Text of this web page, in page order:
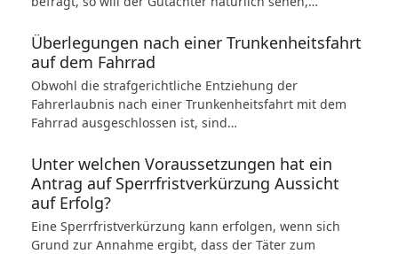
Überlegungen nach einer Trunkenheitsfahrt
auf dem Fahrrad
Obwohl die strafgerichtliche Entziehung der
Fahrerlaubnis nach einer Trunkenheitsfahrt mit dem
Fahrrad ausgeschlossen ist, sind…
Unter welchen Voraussetzungen hat ein
Antrag auf Sperrfristverkürzung Aussicht
auf Erfolg?
Eine Sperrfristverkürzung kann erfolgen, wenn sich
Grund zur Annahme ergibt, dass der Täter zum